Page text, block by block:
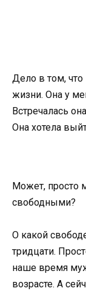
Дело в том,
жизни. Она у
Встречалась
Она хотела
Может, просто
свободными?
О какой
тридцати.
наше время
возрасте. А